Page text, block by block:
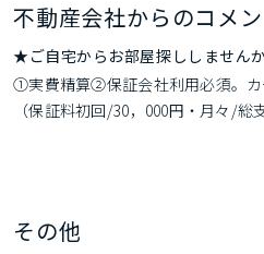
不動産会社からのコメ
★ご自宅からお部屋探ししません
①実費精算②保証会社利用必須。カ
（保証料初回/30，000円・月々/総
その他